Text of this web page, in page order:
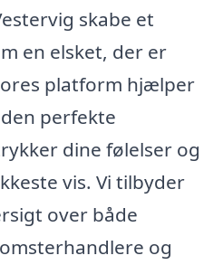
skabe et
en elsket, der er
platform hjælper
perfekte
dine følelser og
vis. Vi tilbyder
over både
og